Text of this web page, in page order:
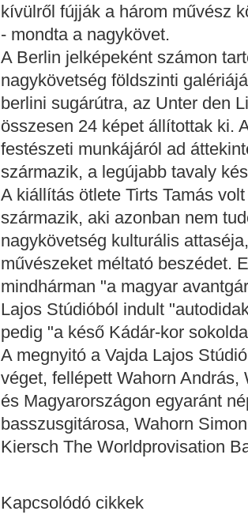
kívülről fújják a három művész
- mondta a nagykövet.
A Berlin jelképeként számon
nagykövetség földszinti
berlini sugárútra, az Unter den
összesen 24 képet állítottak ki.
festészeti munkájáról ad
származik, a legújabb tavaly
A kiállítás ötlete Tirts Tamás
származik, aki azonban nem
nagykövetség kulturális
művészeket méltató beszédet.
mindhárman "a magyar
Lajos Stúdióból indult
pedig "a késő Kádár-kor
A megnyitó a Vajda Lajos
véget, fellépett Wahorn
és Magyarországon egyaránt
basszusgitárosa, Wahorn
Kiersch The Worldprovisation
Kapcsolódó cikkek